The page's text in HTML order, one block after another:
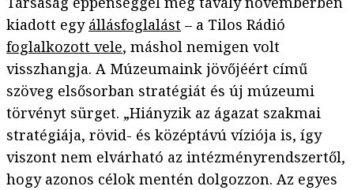
kiadott egy állásfoglalást – a Tilos Rádió
foglalkozott vele, máshol nemigen volt
visszhangja. A Múzeumaink jövőjéért című
szöveg elsősorban stratégiát és új múzeumi
törvényt sürget. „Hiányzik az ágazat szakmai
stratégiája, rövid- és középtávú víziója is, így
viszont nem elvárható az intézményrendszertől,
hogy azonos célok mentén dolgozzon. Az egyes